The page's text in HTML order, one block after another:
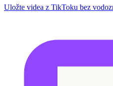
Uložte videa z TikToku bez